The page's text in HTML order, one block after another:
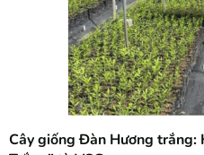
Cây giống Đàn Hương trắng: